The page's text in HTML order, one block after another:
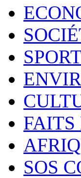
FAITS
SOS